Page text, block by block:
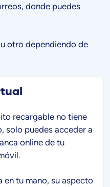
donde puedes
otro dependiendo de
recargable no tiene
solo puedes acceder a
online de tu
en tu mano, su aspecto